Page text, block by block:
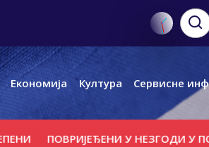
Економија Култура Сервисне
ПОВРИЈЕЂЕНИ У НЕЗГОДИ У